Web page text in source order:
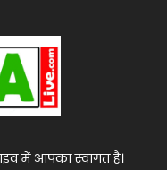
में आपका स्वागत है।